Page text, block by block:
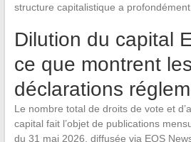
structure capitalistique a profondément
Dilution du capital
ce que montrent les
déclarations
Le nombre total de droits de vote et
capital fait l’objet de publications
du 31 mai 2026, diffusée via EQS